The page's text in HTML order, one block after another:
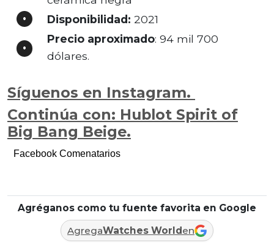
Disponibilidad: 2021
Precio aproximado: 94 mil 700
dólares.
Síguenos en Instagram.
Continúa con: Hublot Spirit of
Big Bang Beige.
Facebook Comenatarios
Agréganos como tu fuente favorita en Google
AgregaWatches Worlden